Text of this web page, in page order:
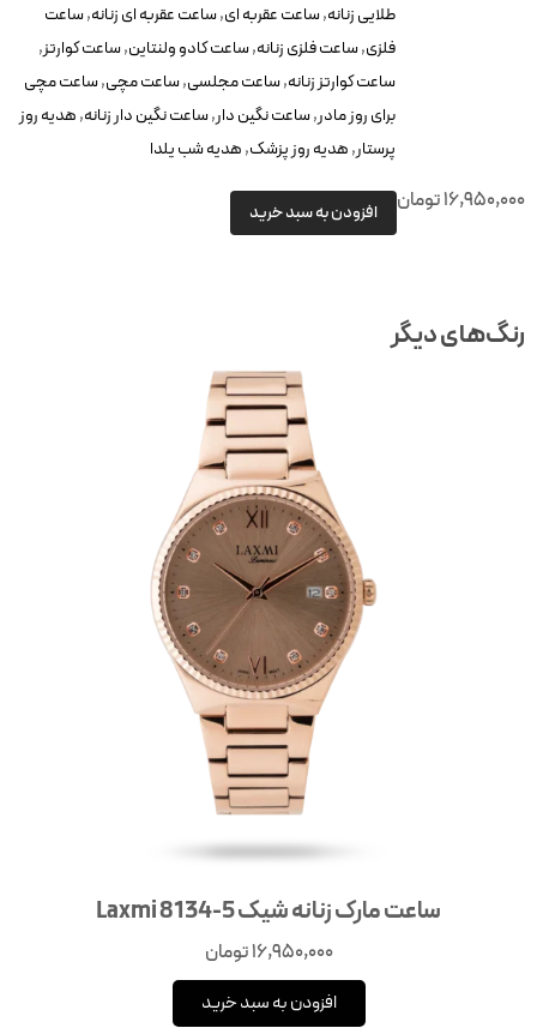
طلایی زنانه,ساعت عقربه ای,ساعت عقربه ای زنانه,ساعت
فلزی,ساعت فلزی زنانه,ساعت کادو ولنتاین,ساعت کوارتز,
ساعت کوارتز زنانه,ساعت مجلسی,ساعت مچی,ساعت مچی
برای روز مادر,ساعت نگین دار,ساعت نگین دار زنانه,هدیه روز
پرستار,هدیه روز پزشک,هدیه شب یلدا
تومان افزودن به سبد خرید
دیگر
ساعت مارک زنانه شیک Laxmi 8134-5
16,950,000تومان
افزودن به سبد خرید